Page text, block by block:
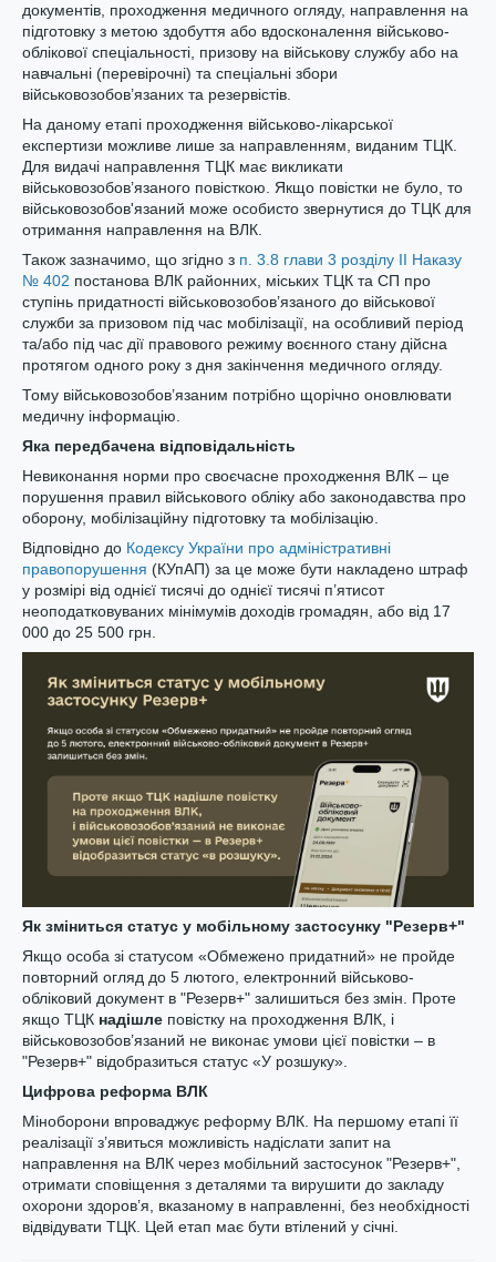
документів, проходження медичного огляду, направлення на
підготовку з метою здобуття або вдосконалення військово-
облікової спеціальності, призову на військову службу або на
навчальні (перевірочні) та спеціальні збори
військовозобов’язаних та резервістів.
На даному етапі проходження військово-лікарської
експертизи можливе лише за направленням, виданим ТЦК.
Для видачі направлення ТЦК має викликати
військовозобов’язаного повісткою. Якщо повістки не було, то
військовозобов'язаний може особисто звернутися до ТЦК для
отримання направлення на ВЛК.
Також зазначимо, що згідно з п. 3.8 глави 3 розділу ІІ Наказу
№ 402 постанова ВЛК районних, міських ТЦК та СП про
ступінь придатності військовозобов’язаного до військової
служби за призовом під час мобілізації, на особливий період
та/або під час дії правового режиму воєнного стану дійсна
протягом одного року з дня закінчення медичного огляду.
Тому військовозобов’язаним потрібно щорічно оновлювати
медичну інформацію.
Яка передбачена відповідальність
Невиконання норми про своєчасне проходження ВЛК – це
порушення правил військового обліку або законодавства про
оборону, мобілізаційну підготовку та мобілізацію.
Відповідно до Кодексу України про адміністративні
правопорушення (КУпАП) за це може бути накладено штраф
у розмірі від однієї тисячі до однієї тисячі п’ятисот
неоподатковуваних мінімумів доходів громадян, або від 17
000 до 25 500 грн.
Як зміниться статус у мобільному застосунку "Резерв+"
Якщо особа зі статусом «Обмежено придатний» не пройде
повторний огляд до 5 лютого, електронний військово-
обліковий документ в "Резерв+" залишиться без змін. Проте
якщо ТЦК надішле повістку на проходження ВЛК, і
військовозобов’язаний не виконає умови цієї повістки – в
"Резерв+" відобразиться статус «У розшуку».
Цифрова реформа ВЛК
Міноборони впроваджує реформу ВЛК. На першому етапі її
реалізації з’явиться можливість надіслати запит на
направлення на ВЛК через мобільний застосунок "Резерв+",
отримати сповіщення з деталями та вирушити до закладу
охорони здоров’я, вказаному в направленні, без необхідності
відвідувати ТЦК. Цей етап має бути втілений у січні.